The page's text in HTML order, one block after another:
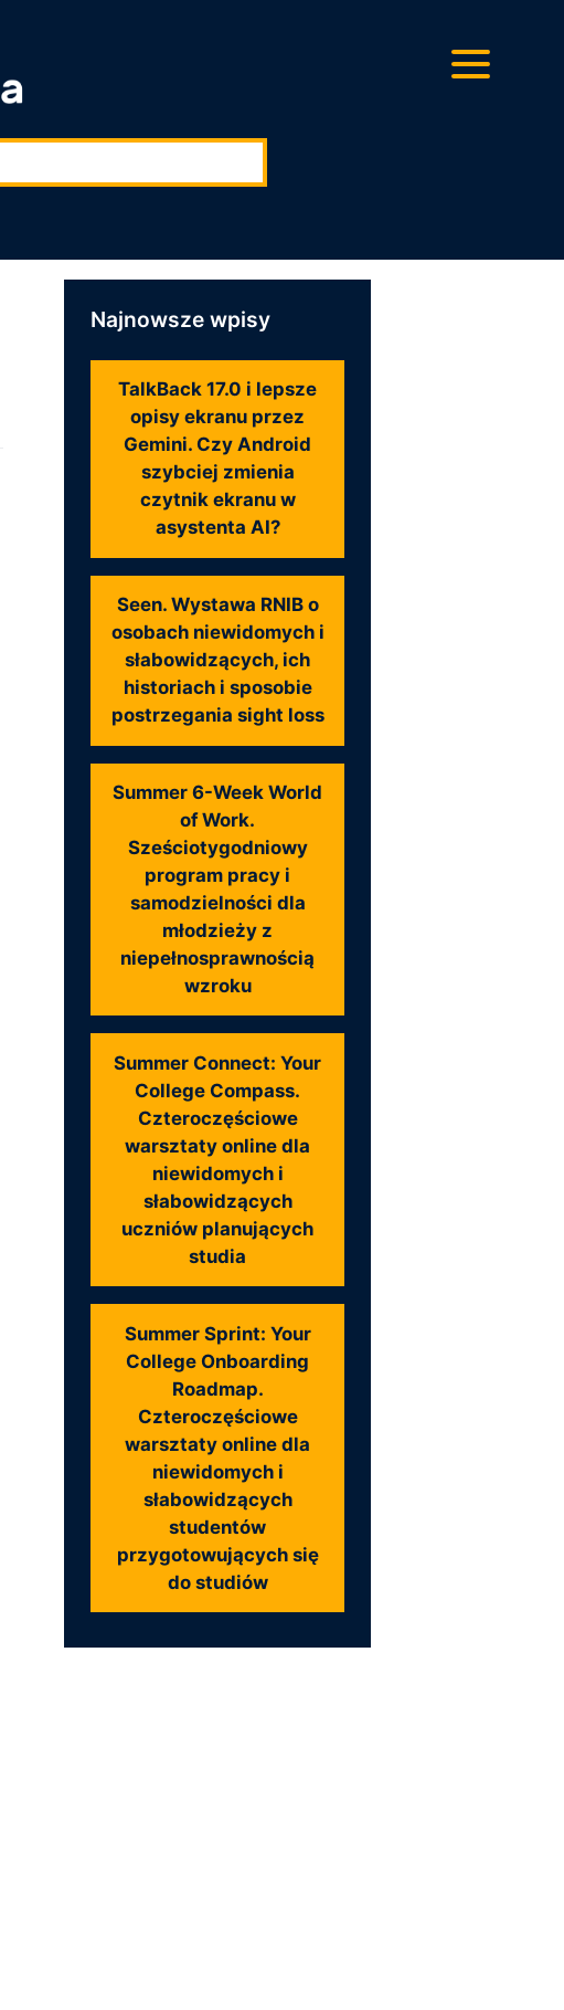
Najnowsze wpisy
TalkBack 17.0 i lepsze
opisy ekranu przez
Gemini. Czy Android
szybciej zmienia
czytnik ekranu w
asystenta AI?
Seen. Wystawa RNIB o
osobach niewidomych i
słabowidzących, ich
historiach i sposobie
postrzegania sight loss
Summer 6-Week World
of Work.
Sześciotygodniowy
program pracy i
samodzielności dla
młodzieży z
niepełnosprawnością
wzroku
Summer Connect: Your
College Compass.
Czteroczęściowe
warsztaty online dla
niewidomych i
słabowidzących
uczniów planujących
studia
Summer Sprint: Your
College Onboarding
Roadmap.
Czteroczęściowe
warsztaty online dla
niewidomych i
słabowidzących
studentów
przygotowujących się
do studiów